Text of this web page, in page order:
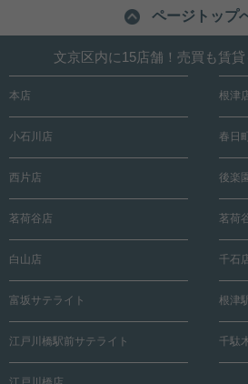
充実☆ ゲストルーム
されております。 気になった方はお気軽にご連絡く
ださい。 お問い合
写真(9)
ページトップ
文京区内に15店舗！売買も賃
本店 根津
小石川店 春日
西片店 後楽
茗荷谷店 茗荷
白山店 千石
富坂サテライト 根津
江戸川橋駅前サテライト 千駄